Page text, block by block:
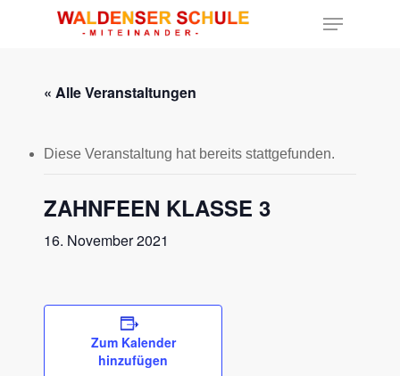
« Alle Veranstaltungen
Diese Veranstaltung hat bereits stattgefunden.
ZAHNFEEN KLASSE 3
16. November 2021
Zum Kalender
hinzufügen